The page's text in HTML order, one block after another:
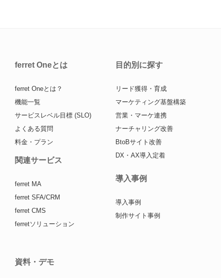
ferret Oneとは
ferret Oneとは？
機能一覧
サービスレベル目標 (SLO)
よくある質問
料金・プラン
関連サービス
ferret MA
ferret SFA/CRM
ferret CMS
ferretソリューション
目的別に探す
リード獲得・育成
マーケティング基盤構築
営業・マーケ連携
ナーチャリング改善
BtoBサイト改善
DX・AX導入定着
導入事例
導入事例
制作サイト事例
資料・デモ